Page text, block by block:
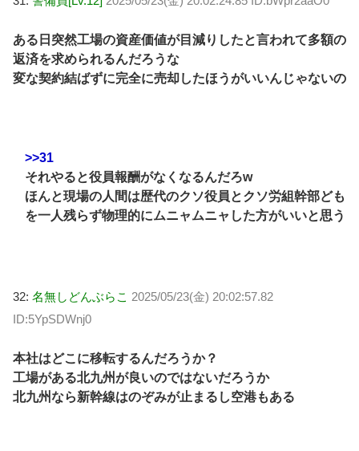
ある日突然工場の資産価値が目減りしたと言われて多額の
返済を求められるんだろうな
変な契約結ばずに完全に売却したほうがいいんじゃないの
>>31
それやると役員報酬がなくなるんだろw
ほんと現場の人間は歴代のクソ役員とクソ労組幹部ども
を一人残らず物理的にムニャムニャした方がいいと思う
32: 名無しどんぶらこ 2025/05/23(金) 20:02:57.82
ID:5YpSDWnj0
本社はどこに移転するんだろうか？
工場がある北九州が良いのではないだろうか
北九州なら新幹線はのぞみが止まるし空港もある